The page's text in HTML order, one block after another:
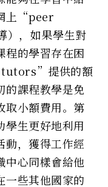
上“peer
，如果學生對
程的學習存在困
tutors”提供的額
的課程教學是免
取小額費用。第
學生更好地利用
動，獲得工作經
中心同樣會給他
一些其他國家的